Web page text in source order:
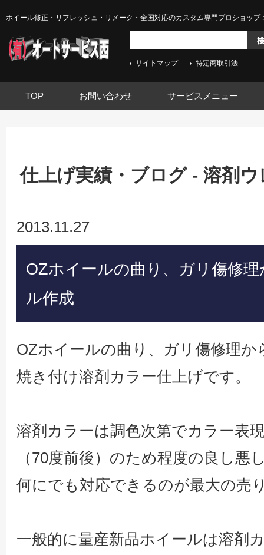
ホイール修正・リフレッシュ・リメーク・全国対応のカスタム専門プロショップ
サイトマップ 特定商取引法
TOP お問い合わせ サービスメニュー
仕上げ実績・ブログ - 溶剤
2013.11.27
OZホイールの曲り、ガリ傷修
ル作成
OZホイールの曲り、ガリ傷修理
焼き付け溶剤カラー仕上げです。
溶剤カラーは調色次第でカラー表
（70度前後）のため程度の良し
何にでも対応できるのが最大の売
一般的に量産新品ホイールは溶剤